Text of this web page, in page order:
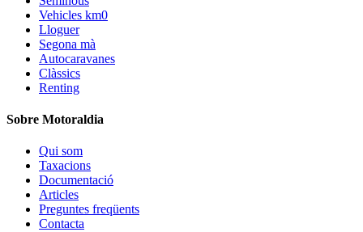
Vehicles km0
Lloguer
Segona mà
Autocaravanes
Clàssics
Renting
Sobre Motoraldia
Qui som
Taxacions
Documentació
Articles
Preguntes freqüents
Contacta